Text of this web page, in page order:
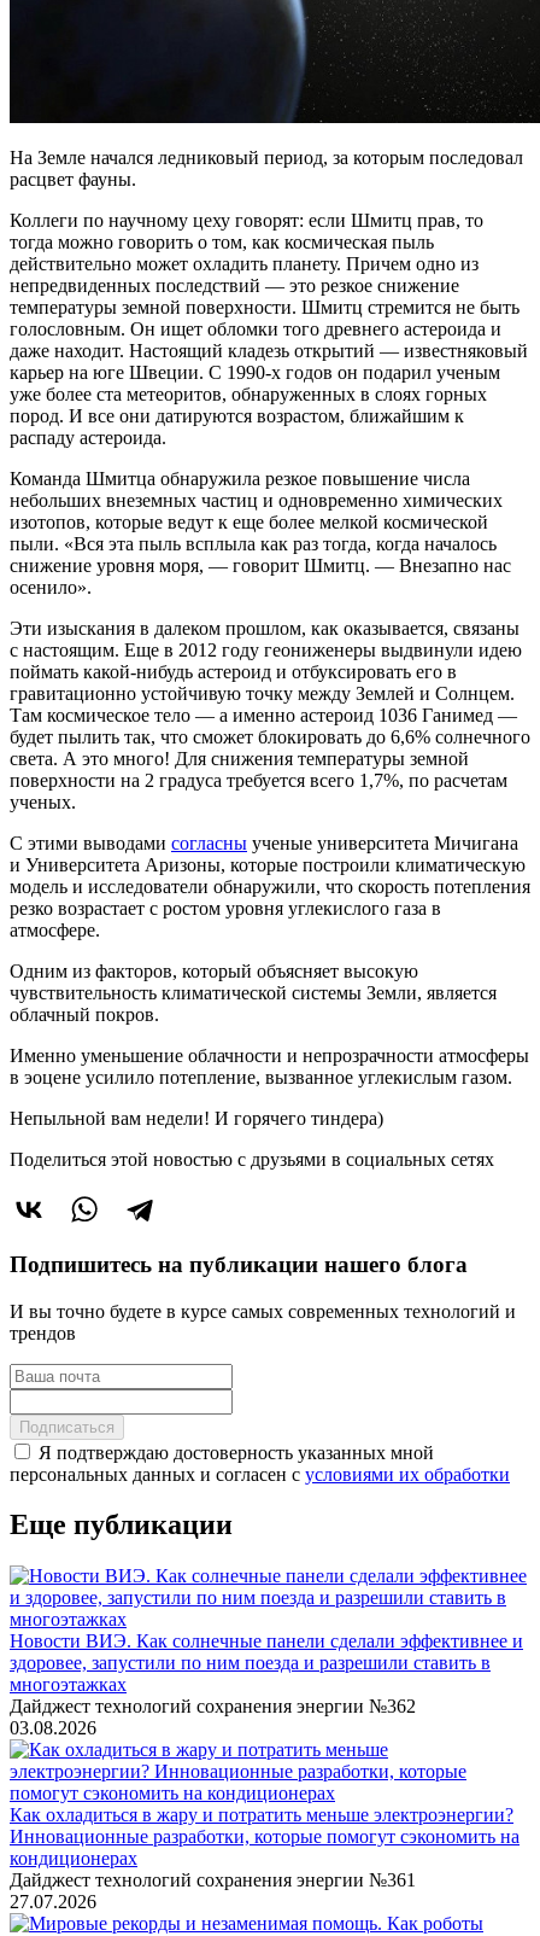
На Земле начался ледниковый период, за которым последовал
расцвет фауны.
Коллеги по научному цеху говорят: если Шмитц прав, то
тогда можно говорить о том, как космическая пыль
действительно может охладить планету. Причем одно из
непредвиденных последствий — это резкое снижение
температуры земной поверхности. Шмитц стремится не быть
голословным. Он ищет обломки того древнего астероида и
даже находит. Настоящий кладезь открытий — известняковый
карьер на юге Швеции. С 1990-х годов он подарил ученым
уже более ста метеоритов, обнаруженных в слоях горных
пород. И все они датируются возрастом, ближайшим к
распаду астероида.
Команда Шмитца обнаружила резкое повышение числа
небольших внеземных частиц и одновременно химических
изотопов, которые ведут к еще более мелкой космической
пыли. «Вся эта пыль всплыла как раз тогда, когда началось
снижение уровня моря, — говорит Шмитц. — Внезапно нас
осенило».
Эти изыскания в далеком прошлом, как оказывается, связаны
с настоящим. Еще в 2012 году геониженеры выдвинули идею
поймать какой-нибудь астероид и отбуксировать его в
гравитационно устойчивую точку между Землей и Солнцем.
Там космическое тело — а именно астероид 1036 Ганимед —
будет пылить так, что сможет блокировать до 6,6% солнечного
света. А это много! Для снижения температуры земной
поверхности на 2 градуса требуется всего 1,7%, по расчетам
ученых.
С этими выводами согласны ученые университета Мичигана
и Университета Аризоны, которые построили климатическую
модель и исследователи обнаружили, что скорость потепления
резко возрастает с ростом уровня углекислого газа в
атмосфере.
Одним из факторов, который объясняет высокую
чувствительность климатической системы Земли, является
облачный покров.
Именно уменьшение облачности и непрозрачности атмосферы
в эоцене усилило потепление, вызванное углекислым газом.
Непыльной вам недели! И горячего тиндера)
Поделиться этой новостью с друзьями в социальных сетях
Подпишитесь на публикации нашего блога
И вы точно будете в курсе самых современных технологий и
трендов
Подписаться
Я подтверждаю достоверность указанных мной
персональных данных и согласен с условиями их обработки
Еще публикации
Новости ВИЭ. Как солнечные панели сделали эффективнее и
здоровее, запустили по ним поезда и разрешили ставить в
многоэтажках
Дайджест технологий сохранения энергии №362
03.08.2026
Как охладиться в жару и потратить меньше электроэнергии?
Инновационные разработки, которые помогут сэкономить на
кондиционерах
Дайджест технологий сохранения энергии №361
27.07.2026